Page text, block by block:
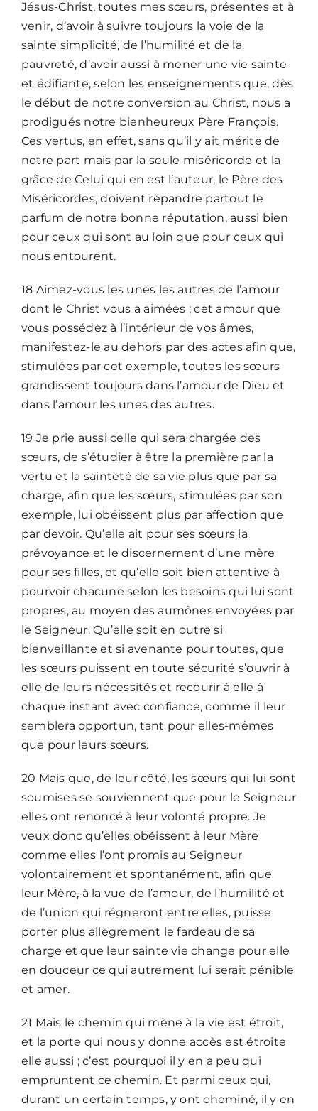
Jésus-Christ, toutes mes sœurs, présentes et à
venir, d’avoir à suivre toujours la voie de la
sainte simplicité, de l’humilité et de la
pauvreté, d’avoir aussi à mener une vie sainte
et édifiante, selon les enseignements que, dès
le début de notre conversion au Christ, nous a
prodigués notre bienheureux Père François.
Ces vertus, en effet, sans qu’il y ait mérite de
notre part mais par la seule miséricorde et la
grâce de Celui qui en est l’auteur, le Père des
Miséricordes, doivent répandre partout le
parfum de notre bonne réputation, aussi bien
pour ceux qui sont au loin que pour ceux qui
nous entourent.
18 Aimez-vous les unes les autres de l’amour
dont le Christ vous a aimées ; cet amour que
vous possédez à l’intérieur de vos âmes,
manifestez-le au dehors par des actes afin que,
stimulées par cet exemple, toutes les sœurs
grandissent toujours dans l’amour de Dieu et
dans l’amour les unes des autres.
19 Je prie aussi celle qui sera chargée des
sœurs, de s’étudier à être la première par la
vertu et la sainteté de sa vie plus que par sa
charge, afin que les sœurs, stimulées par son
exemple, lui obéissent plus par affection que
par devoir. Qu’elle ait pour ses sœurs la
prévoyance et le discernement d’une mère
pour ses filles, et qu’elle soit bien attentive à
pourvoir chacune selon les besoins qui lui sont
propres, au moyen des aumônes envoyées par
le Seigneur. Qu’elle soit en outre si
bienveillante et si avenante pour toutes, que
les sœurs puissent en toute sécurité s’ouvrir à
elle de leurs nécessités et recourir à elle à
chaque instant avec confiance, comme il leur
semblera opportun, tant pour elles-mêmes
que pour leurs sœurs.
20 Mais que, de leur côté, les sœurs qui lui sont
soumises se souviennent que pour le Seigneur
elles ont renoncé à leur volonté propre. Je
veux donc qu’elles obéissent à leur Mère
comme elles l’ont promis au Seigneur
volontairement et spontanément, afin que
leur Mère, à la vue de l’amour, de l’humilité et
de l’union qui régneront entre elles, puisse
porter plus allègrement le fardeau de sa
charge et que leur sainte vie change pour elle
en douceur ce qui autrement lui serait pénible
et amer.
21 Mais le chemin qui mène à la vie est étroit,
et la porte qui nous y donne accès est étroite
elle aussi ; c’est pourquoi il y en a peu qui
empruntent ce chemin. Et parmi ceux qui,
durant un certain temps, y ont cheminé, il y en